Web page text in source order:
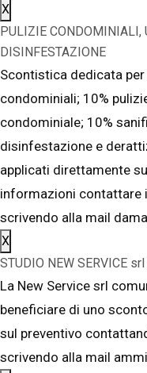
X
PULIZIE CONDOMINIALI,
DISINFESTAZIONE
Scontistica dedicata
condominiali; 10%
condominiale; 10%
disinfestazione e
applicati direttamente
informazioni contattare
scrivendo alla mail
X
STUDIO NEW SERVICE
La New Service srl
beneficiare di uno
sul preventivo
scrivendo alla mail